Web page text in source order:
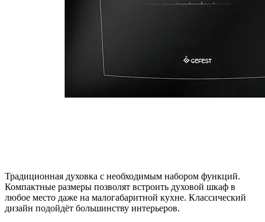
Традиционная духовка с необходимым набором функций.
Компактные размеры позволят встроить духовой шкаф в
любое место даже на малогабаритной кухне. Классический
дизайн подойдёт большинству интерьеров.